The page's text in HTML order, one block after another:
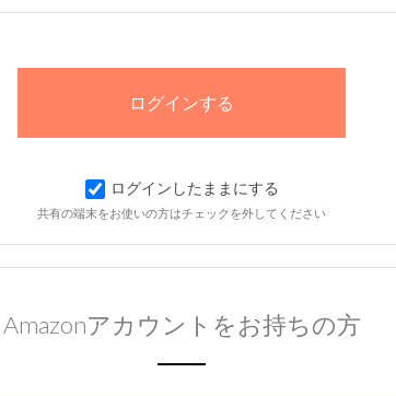
ログインしたままにする
共有の端末をお使いの方はチェックを外してください
Amazonアカウントをお持ちの方